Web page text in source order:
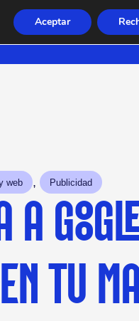
web , Publicidad
A
TU
Aceptar